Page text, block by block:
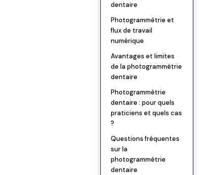
dentaire
Photogrammétrie et
flux de travail
numérique
Avantages et limites
de la photogrammétrie
dentaire
Photogrammétrie
dentaire : pour quels
praticiens et quels cas
?
Questions fréquentes
sur la
photogrammétrie
dentaire